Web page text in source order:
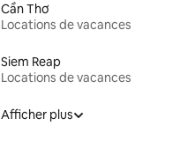
Cần Thơ
Locations de vacances
Siem Reap
Locations de vacances
Afficher plus